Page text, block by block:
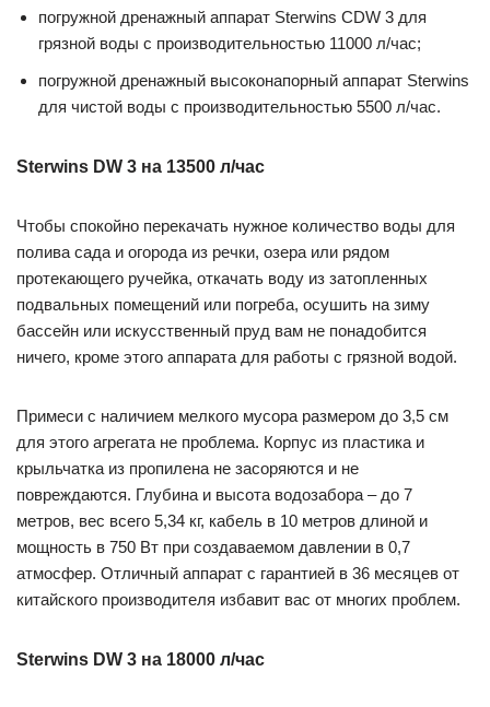
погружной дренажный аппарат Sterwins CDW 3 для
грязной воды с производительностью 11000 л/час;
погружной дренажный высоконапорный аппарат Sterwins
для чистой воды с производительностью 5500 л/час.
Sterwins DW 3 на 13500 л/час
Чтобы спокойно перекачать нужное количество воды для
полива сада и огорода из речки, озера или рядом
протекающего ручейка, откачать воду из затопленных
подвальных помещений или погреба, осушить на зиму
бассейн или искусственный пруд вам не понадобится
ничего, кроме этого аппарата для работы с грязной водой.
Примеси с наличием мелкого мусора размером до 3,5 см
для этого агрегата не проблема. Корпус из пластика и
крыльчатка из пропилена не засоряются и не
повреждаются. Глубина и высота водозабора – до 7
метров, вес всего 5,34 кг, кабель в 10 метров длиной и
мощность в 750 Вт при создаваемом давлении в 0,7
атмосфер. Отличный аппарат с гарантией в 36 месяцев от
китайского производителя избавит вас от многих проблем.
Sterwins DW 3 на 18000 л/час